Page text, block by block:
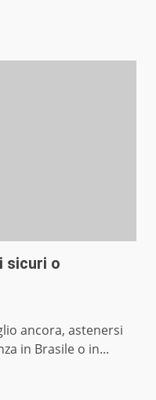
sicuri o
ancora, astenersi
in Brasile o in...